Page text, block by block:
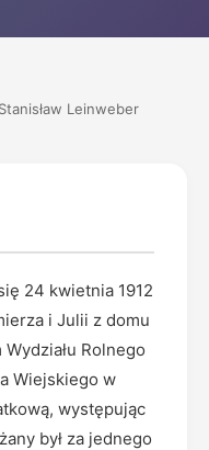
Stanisław Leinweber
24 kwietnia 1912
i Julii z domu
Rolnego
Wiejskiego w
występując
był za jednego